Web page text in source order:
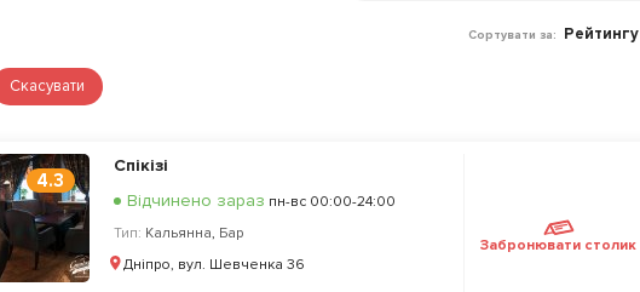
Сортувати за: Рейтингу
Скасувати
4.3
Спікізі
Відчинено зараз пн-вс 00:00-24:00
Тип: Кальянна, Бар
Дніпро, вул. Шевченка 36
Забронювати столик